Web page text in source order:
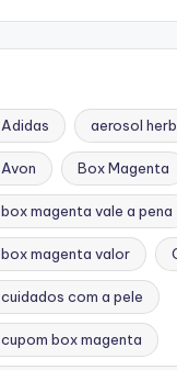
Adidas aerosol
Avon Box Magenta
box magenta vale a pena
box magenta valor
cuidados com a pele
cupom box magenta